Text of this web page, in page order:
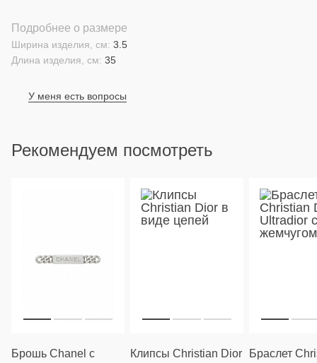
Подробнее о размере
Длина изделия, см: 35
Ширина изделия, см: 3.5
У меня есть вопросы
Рекомендуем посмотреть
Брошь Chanel с
Клипсы Christian Dior
Браслет